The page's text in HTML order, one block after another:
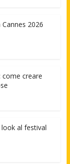
2026
come creare
al festival